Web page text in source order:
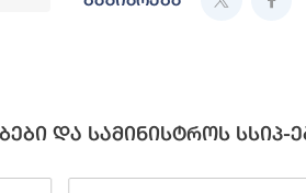
და სამინისტროს სსიპ-